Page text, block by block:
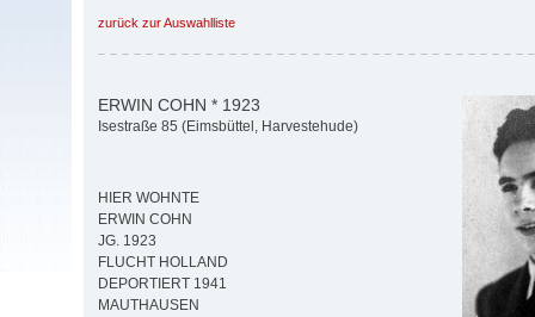
zurück zur Auswahlliste
ERWIN COHN * 1923
Isestraße 85 (Eimsbüttel, Harvestehude)
HIER WOHNTE
ERWIN COHN
JG. 1923
FLUCHT HOLLAND
DEPORTIERT 1941
MAUTHAUSEN